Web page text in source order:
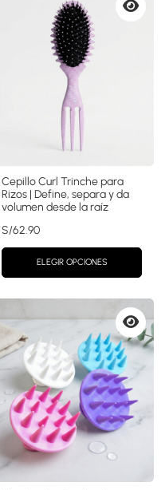
Vista
Cepillo Curl Trinche para
Rizos | Define, separa y da
volumen desde la raíz
S/62.90
ELEGIR OPCIONES
Vista
previa